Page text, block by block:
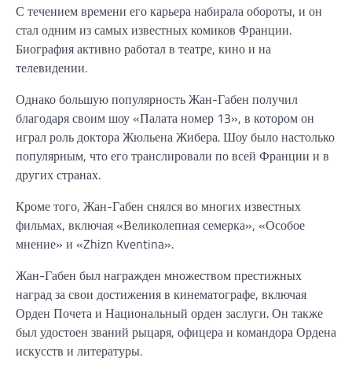
С течением времени его карьера набирала обороты, и он
стал одним из самых известных комиков Франции.
Биография активно работал в театре, кино и на
телевидении.
Однако большую популярность Жан-Габен получил
благодаря своим шоу «Палата номер 13», в котором он
играл роль доктора Жюльена Жибера. Шоу было настолько
популярным, что его транслировали по всей Франции и в
других странах.
Кроме того, Жан-Габен снялся во многих известных
фильмах, включая «Великолепная семерка», «Особое
мнение» и «Zhizn Kventina».
Жан-Габен был награжден множеством престижных
наград за свои достижения в кинематографе, включая
Орден Почета и Национальный орден заслуги. Он также
был удостоен званий рыцаря, офицера и командора Ордена
искусств и литературы.